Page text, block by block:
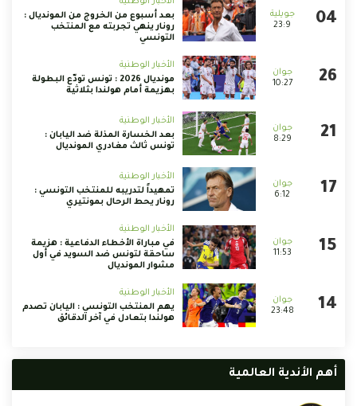
23:9
بعد أسبوع من الخروج من المونديال :
رونار ينهي تجربته مع المنتخب
التونسي
10:27
الأخبار الوطنية
مونديال 2026 : تونس تودّع البطولة
بهزيمة أمام هولندا بثلاثية
8:29
الأخبار الوطنية
بعد الخسارة المذلة ضد اليابان :
تونس ثالث مغادري المونديال
6:12
الأخبار الوطنية
تمهيداً لتدريبه للمنتخب التونسي :
رونار يحط الرحال بمونتيري
11:53
الأخبار الوطنية
في مباراة الأخطاء الدفاعية : هزيمة
ساحقة لتونس ضد السويد في أول
مشوار المونديال
23:48
الأخبار الوطنية
يهم المنتخب التونسي : اليابان تصدم
هولندا بتعادل في آخر الدقائق
أهم الأندية العالمية